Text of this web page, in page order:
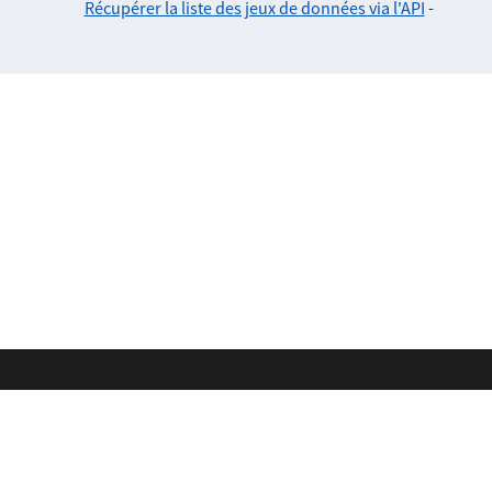
Récupérer la liste des jeux de données via l'API -